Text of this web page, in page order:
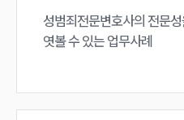
성범죄전문변호사의 전문
엿볼 수 있는 업무사례